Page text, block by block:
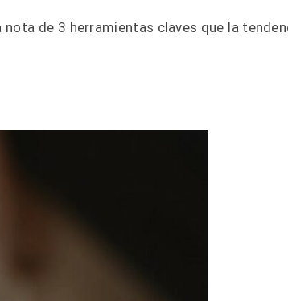
de 3 herramientas claves que la